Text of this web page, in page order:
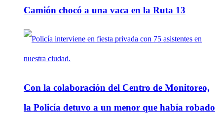
Camión chocó a una vaca en la Ruta 13
Con la colaboración del Centro de Monitoreo,
la Policía detuvo a un menor que había robado